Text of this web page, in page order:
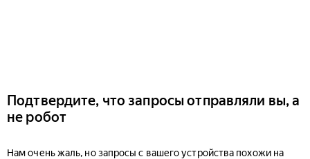
Подтвердите, что запросы отправляли вы, а
не робот
Нам очень жаль, но запросы с вашего устройства похожи на